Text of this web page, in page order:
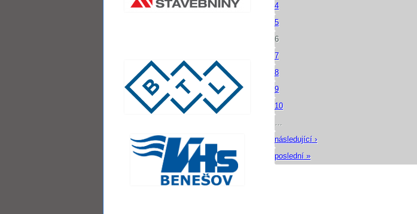
4
5
6
7
8
9
10
následující ›
poslední »